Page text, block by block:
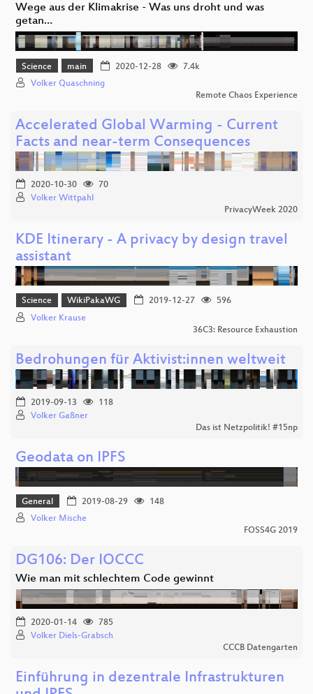
Wege aus der Klimakrise - Was uns droht und was
getan…
Science main 2020-12-28
7.4k
Volker Quaschning
Remote Chaos Experience
Accelerated Global Warming - Current
Facts and near-term Consequences
2020-10-30
70
Volker Wittpahl
PrivacyWeek 2020
KDE Itinerary - A privacy by design travel
assistant
Science WikiPakaWG 2019-12-27
596
Volker Krause
36C3: Resource Exhaustion
Bedrohungen für Aktivist:innen weltweit
2019-09-13
118
Volker Gaßner
Das ist Netzpolitik! #15np
Geodata on IPFS
General 2019-08-29
148
Volker Mische
FOSS4G 2019
DG106: Der IOCCC
Wie man mit schlechtem Code gewinnt
2020-01-14
785
Volker Diels-Grabsch
CCCB Datengarten
Einführung in dezentrale Infrastrukturen